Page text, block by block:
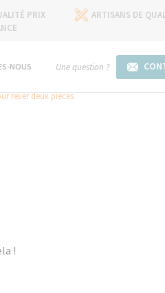
PRIX
ARTISANS DE
NOUS Une question ?
relier deux pièces